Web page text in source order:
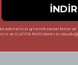
adresinizi girerek pazarlama
ve Gizlilik Politikamızı